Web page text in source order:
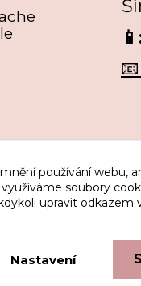
Upravit sběr
používání webu,
soubory
upravit odkazem
Nastavení